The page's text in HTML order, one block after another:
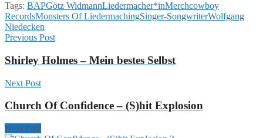
Tags: BAPGötz WidmannLiedermacher*inMerchcowboy
RecordsMonsters Of LiedermachingSinger-SongwriterWolfgang
Niedecken
Previous Post
Shirley Holmes – Mein bestes Selbst
Next Post
Church Of Confidence – (S)hit Explosion
Next Post